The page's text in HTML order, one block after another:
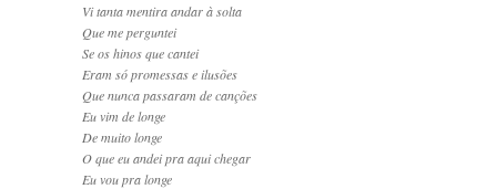
Vi tanta mentira andar à solta
Que me perguntei
Se os hinos que cantei
Eram só promessas e ilusões
Que nunca passaram de canções
Eu vim de longe
De muito longe
O que eu andei pra aqui chegar
Eu vou pra longe